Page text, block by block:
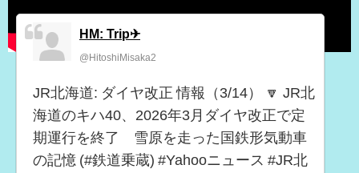
HM: Trip✈
@HitoshiMisaka2
JR北海道: ダイヤ改正 情報（3/14） 🔽 JR北
海道のキハ40、2026年3月ダイヤ改正で定
期運行を終了 雪原を走った国鉄形気動車
の記憶 (#鉄道乗蔵) #Yahooニュース #JR北